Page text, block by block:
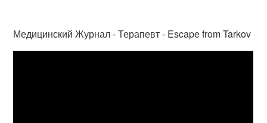
Медицинский Журнал - Терапевт - Escape from Tarkov